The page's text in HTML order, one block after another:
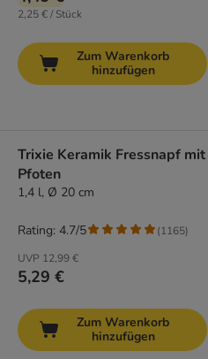
2,25 € / Stück
Zum Warenkorb
hinzufügen
Trixie Keramik Fressnapf mit
Pfoten
1,4 l, Ø 20 cm
UVP 12,99 €
5,29 €
Rating: 4.7/5 (1165)
Zum Warenkorb
hinzufügen